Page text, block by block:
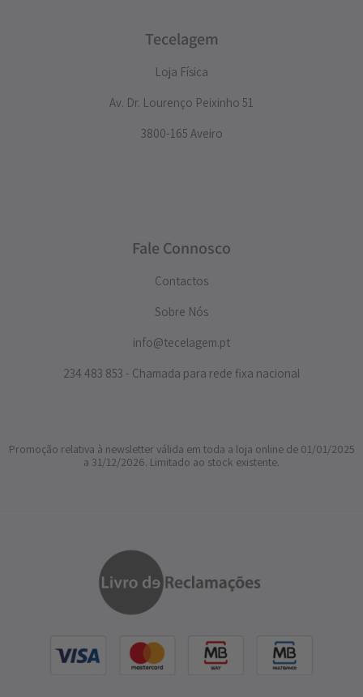
Tecelagem
Loja Física
Av. Dr. Lourenço Peixinho 51
3800-165 Aveiro
Fale Connosco
Contactos
Sobre Nós
info@tecelagem.pt
234 483 853 - Chamada para rede fixa nacional
Promoção relativa à newsletter válida em toda a loja online de 01/01/2025
a 31/12/2026. Limitado ao stock existente.